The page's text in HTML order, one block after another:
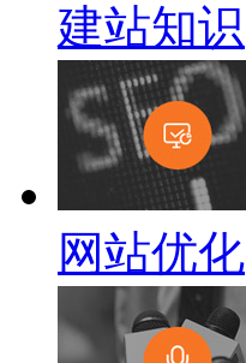
建站知识
网站优化